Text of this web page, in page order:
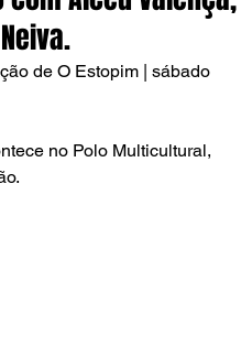
de O Estopim | sábado
no Polo Multicultural,